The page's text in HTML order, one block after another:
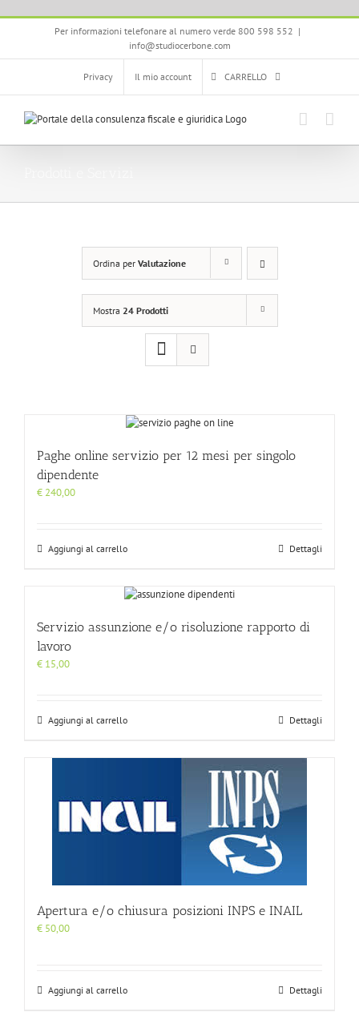
Salta
Per informazioni telefonare al numero verde 800 598 552 |
info@studiocerbone.com
Privacy Il mio account CARRELLO
Ordina per Valutazione
Mostra 24 Prodotti
Paghe online servizio per 12 mesi per singolo
dipendente
€ 240,00
Aggiungi al carrello Dettagli
Servizio assunzione e/o risoluzione rapporto di
lavoro
€ 15,00
Aggiungi al carrello Dettagli
Apertura e/o chiusura posizioni INPS e INAIL
€ 50,00
Aggiungi al carrello Dettagli